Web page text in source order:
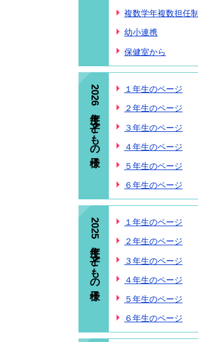
複数学年複数担任制
幼小連携
保健室から
2026年度 子どもの様子 １年生のページ
２年生のページ
３年生のページ
４年生のページ
５年生のページ
６年生のページ
2025年度 子どもの様子 １年生のページ
２年生のページ
３年生のページ
４年生のページ
５年生のページ
６年生のページ